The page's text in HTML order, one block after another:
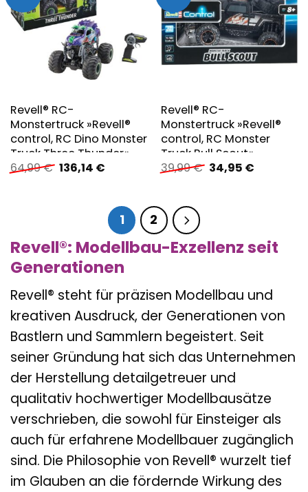
Revell® RC-
Monstertruck »Revell®
control, RC Dino Monster
Truck Three Thunder«
64,99€ Ursprünglicher
Preis
136,14 €Aktueller
Revell® RC-
Monstertruck »Revell®
control, RC Monster
Truck Bull Scout«
39,99€ Ursprünglicher
Preis
34,95 €Aktueller
1 2
Revell®: Modellbau-Exzellenz seit
Generationen
Revell® steht für präzisen Modellbau und
kreativen Ausdruck, der Generationen von
Bastlern und Sammlern begeistert. Seit
seiner Gründung hat sich das Unternehmen
der Herstellung detailgetreuer und
qualitativ hochwertiger Modellbausätze
verschrieben, die sowohl für Einsteiger als
auch für erfahrene Modellbauer zugänglich
sind. Die Philosophie von Revell® wurzelt tief
im Glauben an die fördernde Wirkung des